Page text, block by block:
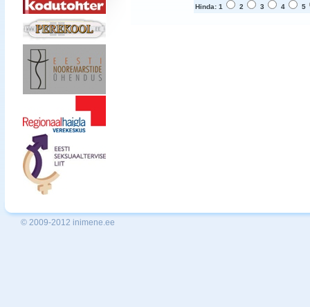
Hinda: 1 2 3 4 5
© 2009-2012 inimene.ee